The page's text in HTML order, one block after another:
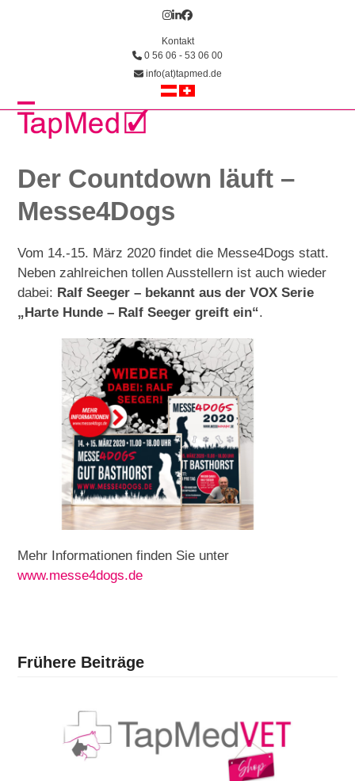
Instagram
LinkedIn
Facebook
Kontakt
0 56 06 - 53 06 00
info(at)tapmed.de
Open
menu
Close
menu
Der Countdown läuft –
Messe4Dogs
Vom 14.-15. März 2020 findet die Messe4Dogs statt.
Neben zahlreichen tollen Ausstellern ist auch wieder
dabei: Ralf Seeger – bekannt aus der VOX Serie
„Harte Hunde – Ralf Seeger greift ein“.
Mehr Informationen finden Sie unter
www.messe4dogs.de
Frühere Beiträge